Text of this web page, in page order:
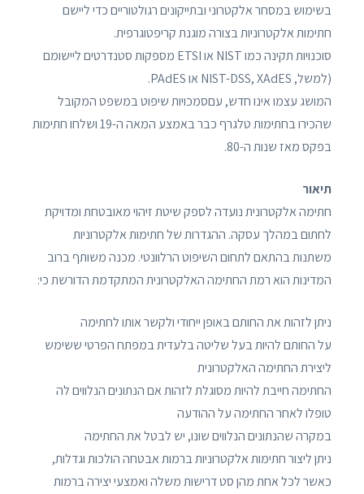
בשימוש במסחר אלקטרוני ובתייקונים רגולטוריים כדי ליישם
חתימות אלקטרוניות בצורה מוגנת קריפטוגרפית.
סוכנויות תקינה כמו NIST או ETSI מספקות סטנדרטים ליישומם
(למשל, NIST-DSS, XAdES או PAdES.
המושג עצמו אינו חדש, עםסמכויות שיפוט במשפט המקובל
שהכירו בחתימות טלגרף כבר באמצע המאה ה-19 ושלחו חתימות
בפקס מאז שנות ה-80.
תיאור
חתימה אלקטרונית נועדה לספק שיטת זיהוי מאובטחת ומדויקת
לחתום במהלך עסקה. ההגדרות של חתימות אלקטרוניות
משתנות בהתאם לתחום השיפוט הרלוונטי. מכנה משותף ברוב
המדינות הוא רמת החתימה האלקטרונית המתקדמת הדורשת כי:
ניתן לזהות את החותם באופן ייחודי ולקשר אותו לחתימה
על החותם להיות בעל שליטה בלעדית במפתח הפרטי ששימש
ליצירת החתימה האלקטרונית
החתימה חייבת להיות מסוגלת לזהות אם הנתונים הנלווים לה
טופלו לאחר החתימה על ההודעה
במקרה שהנתונים הנלווים שונו, יש לבטל את החתימה
ניתן ליצור חתימות אלקטרוניות ברמות אבטחה הולכות וגדלות,
כאשר לכל אחת מהן סט דרישות משלה ואמצעי יצירה ברמות